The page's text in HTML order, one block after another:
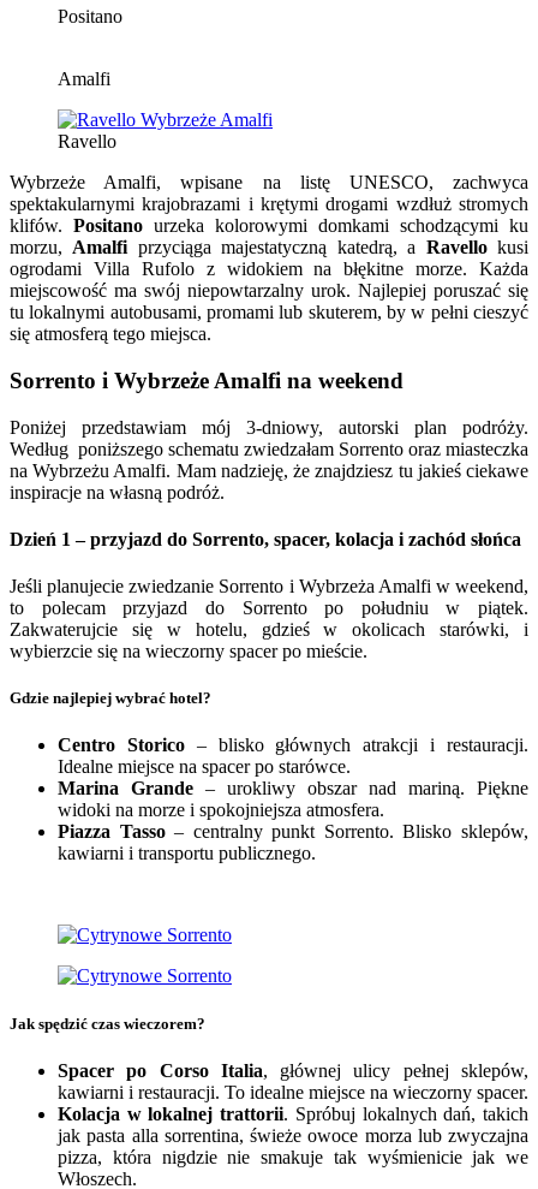
Positano
Amalfi
Ravello
Wybrzeże Amalfi, wpisane na listę UNESCO, zachwyca
spektakularnymi krajobrazami i krętymi drogami wzdłuż stromych
klifów. Positano urzeka kolorowymi domkami schodzącymi ku
morzu, Amalfi przyciąga majestatyczną katedrą, a Ravellokusi
ogrodami Villa Rufolo z widokiem na błękitne morze. Każda
miejscowość ma swój niepowtarzalny urok. Najlepiej poruszać się
tu lokalnymi autobusami, promami lub skuterem, by w pełni cieszyć
się atmosferą tego miejsca.
Sorrento i Wybrzeże Amalfi na weekend
Poniżej przedstawiam mój 3-dniowy, autorski plan podróży.
Według poniższego schematu zwiedzałam Sorrento oraz miasteczka
na Wybrzeżu Amalfi. Mam nadzieję, że znajdziesz tu jakieś ciekawe
inspiracje na własną podróż.
Dzień 1 – przyjazd do Sorrento, spacer, kolacja i zachód słońca
Jeśli planujecie zwiedzanie Sorrento i Wybrzeża Amalfi w weekend,
to polecam przyjazd do Sorrento po południu w piątek.
Zakwaterujcie się w hotelu, gdzieś w okolicach starówki, i
wybierzcie się na wieczorny spacer po mieście.
Gdzie najlepiej wybrać hotel?
Centro Storico– blisko głównych atrakcji i restauracji.
Idealne miejsce na spacer po starówce.
Marina Grande – urokliwy obszar nad mariną. Piękne
widoki na morze i spokojniejsza atmosfera.
Piazza Tasso– centralny punkt Sorrento. Blisko sklepów,
kawiarni i transportu publicznego.
Jak spędzić czas wieczorem?
Spacer po Corso Italia, głównej ulicy pełnej sklepów,
kawiarni i restauracji. To idealne miejsce na wieczorny spacer.
Kolacja w lokalnej trattorii. Spróbuj lokalnych dań, takich
jak pasta alla sorrentina, świeże owoce morza lub zwyczajna
pizza, która nigdzie nie smakuje tak wyśmienicie jak we
Włoszech.